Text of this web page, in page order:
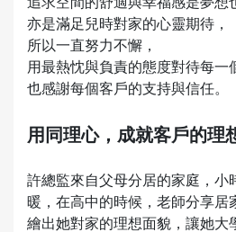
亦是滿足兒時對家的心靈期待，
所以一直努力不懈，
用最熱忱與負責的態度對待每一
也感謝每個客戶的支持與信任。
用同理心，成就客戶的理
許總監來自父母分居的家庭，小
暖，在高中的時候，老師分享居
繪出她對家的理想面貌，讓她大